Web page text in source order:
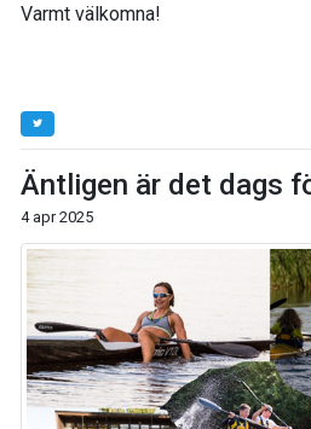
Varmt välkomna!
Äntligen är det dags
4 apr 2025